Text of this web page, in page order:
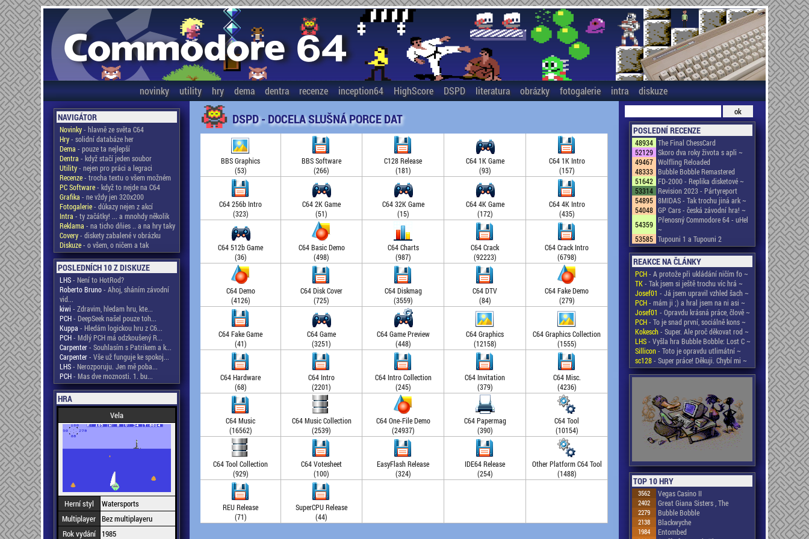
novinky utility hry dema dentra recenze inception64 HighScore DSPD literatura obrázky fotogalerie intra diskuze
NAVIGÁTOR
Novinky- hlavně ze světa C64
Hry- solidní databáze her
Dema - pouze ta nejlepší
Dentra - když stačí jeden soubor
Utility- nejen pro práci a legraci
Recenze- trocha textu o všem možném
PC Software- když to nejde na C64
Grafika - ne vždy jen 320x200
Fotogalerie- důkazy nejen z akcí
Intra - ty začátky! ... a mnohdy několik
Reklama - na ticho dňies .. a na hry taky
Covery- diskety zabalené v obrázku
Diskuze- o všem, o ničem a tak
POSLEDNÍCH 10 Z DISKUZE
LHS- Není to HotRod?
Roberto Bruno- Ahoj, sháním závodní
vid...
kiwi - Zdravim, hledam hru, kte...
PCH- DeepSeek našel pouze toh...
Kuppa - Hledám logickou hru z C6...
PCH- Mdlý PCH má odzkoušený R...
Carpenter- Souhlasím s Patrikem a k...
Carpenter- Vše už funguje ke spokoj...
LHS- Nerozporuju. Jen mě poba...
PCH- Mas dve moznosti. 1. bu...
HRA
Vela
Herní styl
Watersports
Multiplayer Bez multiplayeru
Rok vydání
1985
DSPD - DOCELA SLUŠNÁ PORCE DAT
BBS Graphics
(53)
BBS Software
(266)
C128 Release
(181)
C64 1K Game
(93)
C64 1K Intro
(157)
C64 256b Intro
(323)
C64 2K Game
(51)
C64 32K Game
(15)
C64 4K Game
(172)
C64 4K Intro
(435)
C64 512b Game
(36)
C64 Basic Demo
(498)
C64 Charts
(987)
C64 Crack
(92223)
C64 Crack Intro
(6798)
C64 Demo
(4126)
C64 Disk Cover
(725)
C64 Diskmag
(3559)
C64 DTV
(84)
C64 Fake Demo
(279)
C64 Fake Game
(41)
C64 Game
(3251)
C64 Game Preview
(448)
C64 Graphics
(12158)
C64 Graphics Collection
(1555)
C64 Hardware
(68)
C64 Intro
(2201)
C64 Intro Collection
(245)
C64 Invitation
(379)
C64 Misc.
(4236)
C64 Music
(16562)
C64 Music Collection
(2539)
C64 One-File Demo
(24937)
C64 Papermag
(390)
C64 Tool
(10154)
C64 Tool Collection
(929)
C64 Votesheet
(100)
EasyFlash Release
(324)
IDE64 Release
(254)
Other Platform C64 Tool
(1488)
REU Release
(71)
SuperCPU Release
(44)
POSLEDNÍ RECENZE
48934 The Final ChessCard
52129 Skoro dva roky života s apli ~
49467 Wolfling Reloaded
48333 Bubble Bobble Remastered
51642 FD-2000 - Replika disketové ~
53314 Revision 2023 - Pártyreport
54895 8MIDAS - Tak trochu jiná ark ~
54048 GP Cars - česká závodní hra! ~
54359 Přenosný Commodore 64 - uHel
~
53585 Tupouni 1 a Tupouni 2
REAKCE NA ČLÁNKY
PCH- A protože při ukládání ničím fo ~
TK- Tak jsem si ještě trochu víc hrá ~
Josef01 - Já jsem upravil vzhled šach ~
PCH- mám ji ;) a hral jsem na ni asi ~
Josef01 - Opravdu krásná práce, člově ~
PCH- To je snad první, sociálně kons ~
Kokesch- Super. Ale proč děkovat rod ~
LHS- Vyšla hra Bubble Bobble: Lost C ~
Sillicon- Toto je opravdu utlimátní ~
sc128- Super práce! Děkuji. Chybí mi ~
TOP 10 HRY
3562 Vegas Casino II
2402 Great Giana Sisters , The
2279 Bubble Bobble
2138 Blackwyche
1984 Entombed